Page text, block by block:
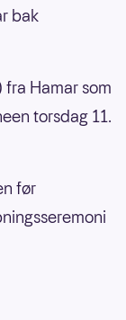
bak
Hamar som
torsdag 11.
før